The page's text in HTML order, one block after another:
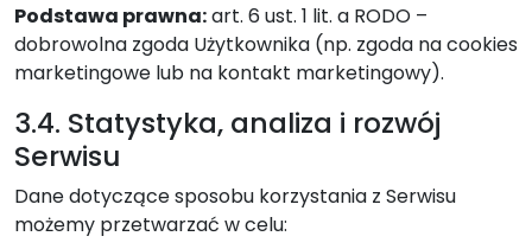
Podstawa prawna:art. 6 ust. 1 lit. a RODO –
dobrowolna zgoda Użytkownika (np. zgoda na cookies
marketingowe lub na kontakt marketingowy).
3.4. Statystyka, analiza i rozwój
Serwisu
Dane dotyczące sposobu korzystania z Serwisu
możemy przetwarzać w celu: